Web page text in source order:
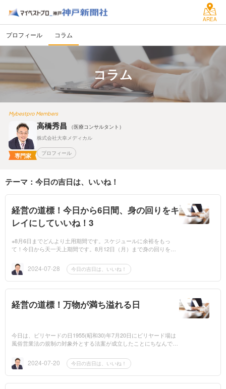
AREA
プロフィール コラム
コラム
Mybestpro Members
専門家
高橋秀昌
（医療コンサルタント）
株式会社大幸メディカル
プロフィール
テーマ：今日の吉日は、いいね！
経営の道標！今日から6日間、身の回りをキ
レイにしていいね！3
※8月6日までどんより土用期間です。スケジュールに余裕をもっ
て！今日から天一天上期間です。8月12日（月）まで身の回りをキ
年に6回、16日間だ...
2024-07-28 今日の吉日は、いいね！
経営の道標！万物が満ち溢れる日
今日は、ビリヤードの日1955(昭和30)年7月20日にビリヤード場は
風俗営業法の規制の対象外とする法案が成立したことにちなんで記
スケジュールに余...
2024-07-20 今日の吉日は、いいね！